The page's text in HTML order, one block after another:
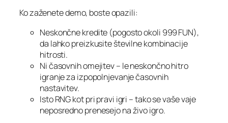
Ko zaženete demo, boste opazili:
Neskončne kredite (pogosto okoli 999 FUN),
da lahko preizkusite številne kombinacije
hitrosti.
Ni časovnih omejitev – le neskončno hitro
igranje za izpopolnjevanje časovnih
nastavitev.
Isto RNG kot pri pravi igri – tako se vaše vaje
neposredno prenesejo na živo igro.